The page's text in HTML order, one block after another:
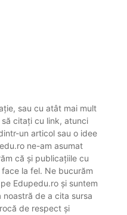
sau cu atât mai mult
citați cu link, atunci
un articol sau o idee
ne-am asumat
că și publicațiile cu
la fel. Ne bucurăm
Edupedu.ro și suntem
de a cita sursa
de respect și